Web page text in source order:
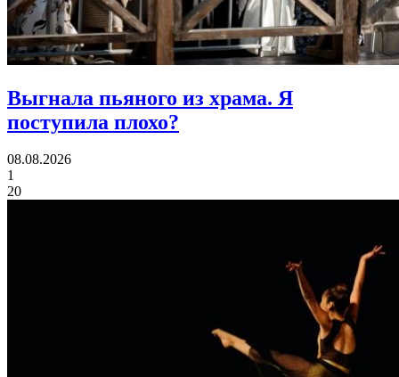
Выгнала пьяного из храма. Я
поступила плохо?
08.08.2026
1
20